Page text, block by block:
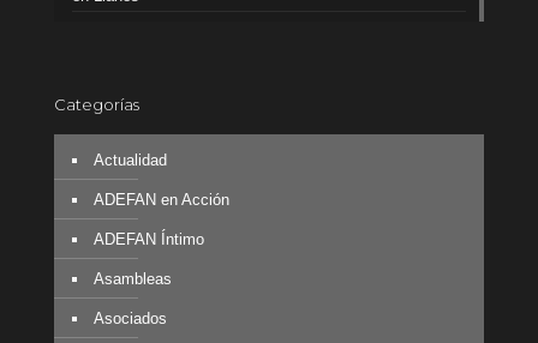
Categorías
Actualidad
ADEFAN en Acción
ADEFAN Íntimo
Asambleas
Asociados